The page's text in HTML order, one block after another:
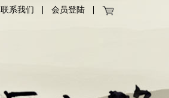
联系我们 会员登陆